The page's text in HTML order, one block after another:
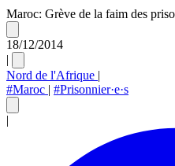
Maroc: Grève de la faim des
18/12/2014
|
Nord de l'Afrique |
#Maroc | #Prisonnier·e·s
|